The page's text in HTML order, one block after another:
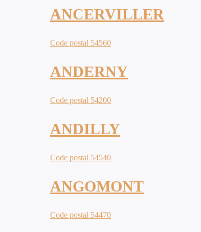
ANCERVILLER
Code postal 54560
ANDERNY
Code postal 54200
ANDILLY
Code postal 54540
ANGOMONT
Code postal 54470